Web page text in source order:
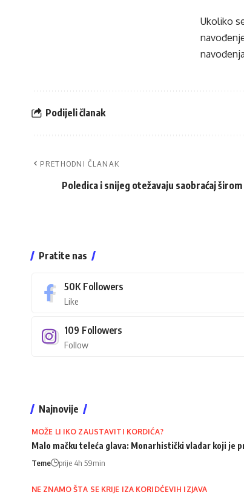
Ukoliko
Podijeli članak
PRETHODNI ČLANAK
Poledica i snijeg otežavaju saobraćaj širom
Pratite nas
50K Followers
Like
109 Followers
Follow
Najnovije
MOŽE LI IKO ZAUSTAVITI KORDIĆA?
Malo mačku teleća glava: Monarhistički vladar koji je
Teme prije 4h 59min
NE ZNAMO ŠTA SE KRIJE IZA KORIDĆEVIH IZJAVA